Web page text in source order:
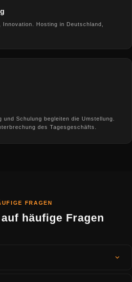
Hosting in Deutschland,
Schulung begleiten die Umstellung.
des Tagesgeschäfts.
FRAGEN
häufige Fragen